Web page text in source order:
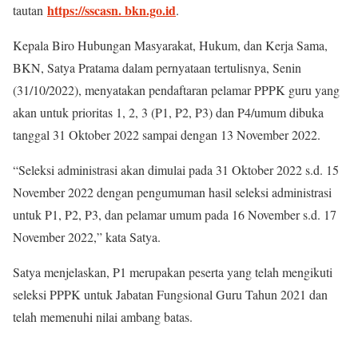
tautan https://sscasn. bkn.go.id.
Kepala Biro Hubungan Masyarakat, Hukum, dan Kerja Sama,
BKN, Satya Pratama dalam pernyataan tertulisnya, Senin
(31/10/2022), menyatakan pendaftaran pelamar PPPK guru yang
akan untuk prioritas 1, 2, 3 (P1, P2, P3) dan P4/umum dibuka
tanggal 31 Oktober 2022 sampai dengan 13 November 2022.
“Seleksi administrasi akan dimulai pada 31 Oktober 2022 s.d. 15
November 2022 dengan pengumuman hasil seleksi administrasi
untuk P1, P2, P3, dan pelamar umum pada 16 November s.d. 17
November 2022,” kata Satya.
Satya menjelaskan, P1 merupakan peserta yang telah mengikuti
seleksi PPPK untuk Jabatan Fungsional Guru Tahun 2021 dan
telah memenuhi nilai ambang batas.